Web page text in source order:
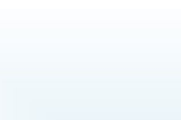
Läs mer om Invoicery